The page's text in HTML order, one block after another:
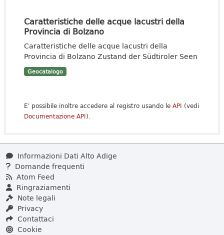
Caratteristiche delle acque lacustri della
Provincia di Bolzano
Caratteristiche delle acque lacustri della
Provincia di Bolzano Zustand der Südtiroler Seen
Geocatalogo
E' possibile inoltre accedere al registro usando le API (vedi
Documentazione API).
Informazioni Dati Alto Adige
Domande frequenti
Atom Feed
Ringraziamenti
Note legali
Privacy
Contattaci
Cookie